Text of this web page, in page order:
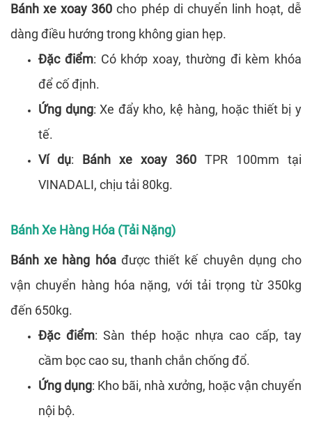
Bánh xe xoay 360 cho phép di chuyển linh hoạt, dễ
dàng điều hướng trong không gian hẹp.
Đặc điểm: Có khớp xoay, thường đi kèm khóa
để cố định.
Ứng dụng: Xe đẩy kho, kệ hàng, hoặc thiết bị y
tế.
Ví dụ: Bánh xe xoay 360 TPR 100mm tại
VINADALI, chịu tải 80kg.
Bánh Xe Hàng Hóa (Tải Nặng)
Bánh xe hàng hóađược thiết kế chuyên dụng cho
vận chuyển hàng hóa nặng, với tải trọng từ 350kg
đến 650kg.
Đặc điểm: Sàn thép hoặc nhựa cao cấp, tay
cầm bọc cao su, thanh chắn chống đổ.
Ứng dụng: Kho bãi, nhà xưởng, hoặc vận chuyển
nội bộ.